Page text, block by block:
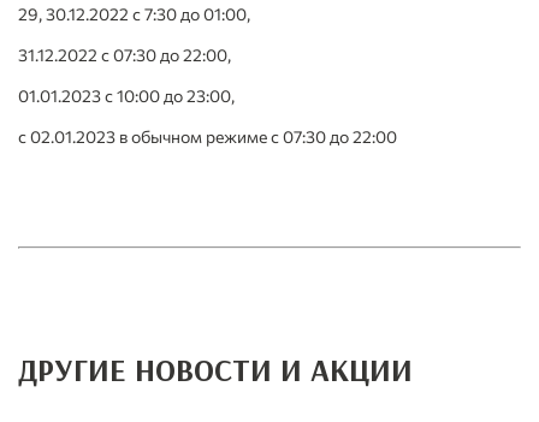
29, 30.12.2022 с 7:30 до 01:00,
31.12.2022 с 07:30 до 22:00,
01.01.2023 с 10:00 до 23:00,
с 02.01.2023 в обычном режиме с 07:30 до 22:00
ДРУГИЕ НОВОСТИ И АКЦИИ